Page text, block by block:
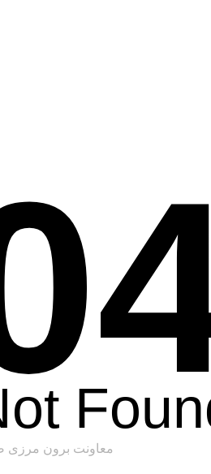
معاونت برون مرزی